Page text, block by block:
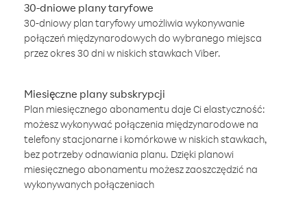
30-dniowe plany taryfowe
30-dniowy plan taryfowy umożliwia wykonywanie
połączeń międzynarodowych do wybranego miejsca
przez okres 30 dni w niskich stawkach Viber.
Miesięczne plany subskrypcji
Plan miesięcznego abonamentu daje Ci elastyczność:
możesz wykonywać połączenia międzynarodowe na
telefony stacjonarne i komórkowe w niskich stawkach,
bez potrzeby odnawiania planu. Dzięki planowi
miesięcznego abonamentu możesz zaoszczędzić na
wykonywanych połączeniach